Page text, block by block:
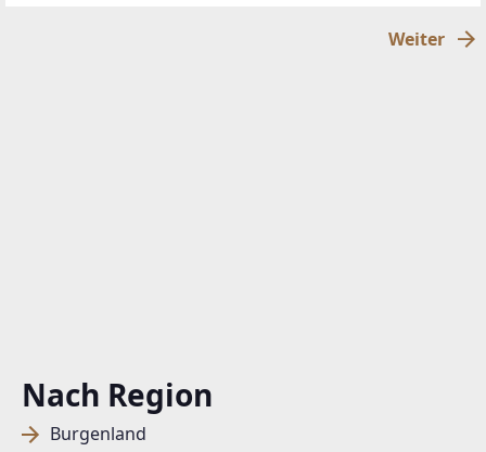
Nach Region
Burgenland
Weiter